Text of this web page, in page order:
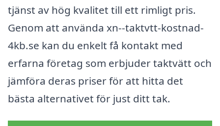
tjänst av hög kvalitet till ett rimligt pris.
Genom att använda xn--taktvtt-kostnad-
4kb.se kan du enkelt få kontakt med
erfarna företag som erbjuder taktvätt och
jämföra deras priser för att hitta det
bästa alternativet för just ditt tak.